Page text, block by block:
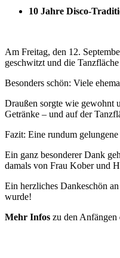
10 Jahre Disco-
Am Freitag, den 12.
geschwitzt und die
Besonders schön: Viele
Draußen sorgte wie gewohnt
Getränke – und auf der
Fazit: Eine rundum
Ein ganz besonderer Dank
damals von Frau Kober und
Ein herzliches Dankeschön
wurde!
Mehr Infos zu den Anfängen